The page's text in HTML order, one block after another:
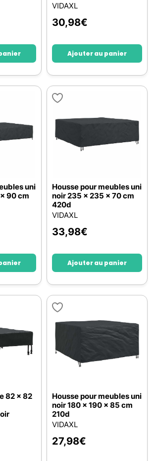
VIDAXL
30,98€
Ajouter au panier
uni
90 cm
Housse pour meubles uni
noir 235 x 235 x 70 cm
420d
VIDAXL
33,98€
Ajouter au panier
82 x 82
Housse pour meubles uni
noir 180 x 190 x 85 cm
210d
VIDAXL
27,98€